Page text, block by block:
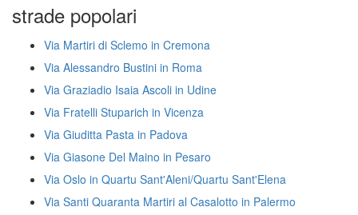
strade popolari
Via Martiri di Sclemo in Cremona
Via Alessandro Bustini in Roma
Via Graziadio Isaia Ascoli in Udine
Via Fratelli Stuparich in Vicenza
Via Giuditta Pasta in Padova
Via Giasone Del Maino in Pesaro
Via Oslo in Quartu Sant'Aleni/Quartu Sant'Elena
Via Santi Quaranta Martiri al Casalotto in Palermo